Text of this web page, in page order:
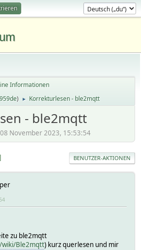
Informationen
) ► Korrekturlesen - ble2mqtt
- ble2mqtt
November 2023, 15:53:54
BENUTZER-AKTIONEN
zu ble2mqtt
Ble2mqtt) kurz querlesen und mir